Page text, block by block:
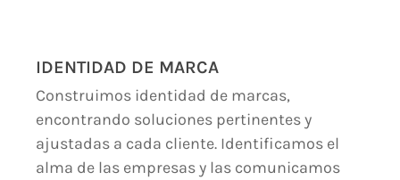
IDENTIDAD DE MARCA
Construimos identidad de marcas,
encontrando soluciones pertinentes y
ajustadas a cada cliente. Identificamos el
alma de las empresas y las comunicamos